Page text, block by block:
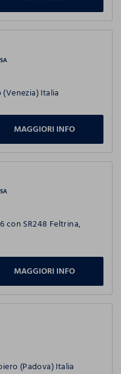
Italia
MAGGIORI INFO
con SR248 Feltrina,
MAGGIORI INFO
(Padova) Italia